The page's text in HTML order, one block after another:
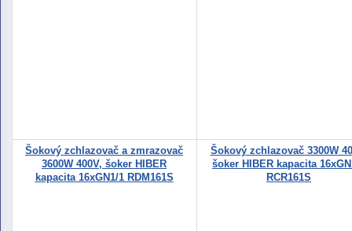
Šokový zchlazovač a zmrazovač
3600W 400V, šoker HIBER
kapacita 16xGN1/1 RDM161S
Šokový zchlazovač 3300W
šoker HIBER kapacita
RCR161S